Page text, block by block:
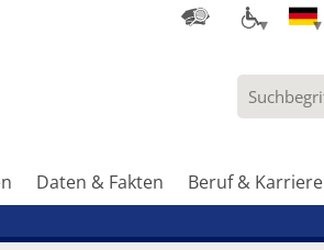
Daten & Fakten Beruf & Karriere